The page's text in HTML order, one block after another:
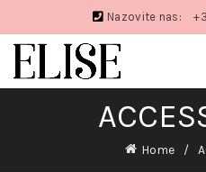
Nazovite nas:
Home